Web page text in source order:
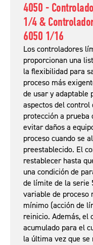
4050 -
1/4 &
6050 1/16
Los controladores
proporcionan una
la flexibilidad para
proceso más
de usar y adaptable
aspectos del
protección a
evitar daños a
proceso cuando se
preestablecido. El
restablecer hasta
una condición de
de límite de la serie
variable de proceso
mínimo (acción de
reinicio. Además,
acumulado para el
la última vez que